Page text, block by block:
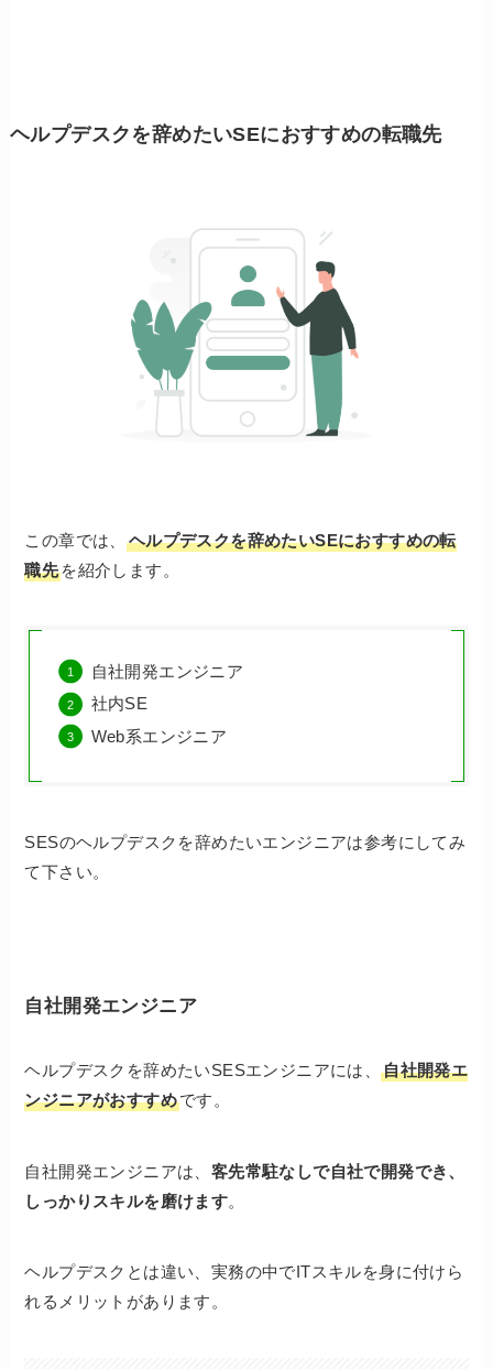
ヘルプデスクを辞めたいSEにおすすめの転職先
この章では、
ヘルプデスクを辞めたいSEにおすすめの転
職先 を紹介します。
自社開発エンジニア
社内SE
Web系エンジニア
SESのヘルプデスクを辞めたいエンジニアは参考にしてみ
て下さい。
自社開発エンジニア
ヘルプデスクを辞めたいSESエンジニアには、自社開発エ
ンジニアがおすすめです。
自社開発エンジニアは、 客先常駐なしで自社で開発でき、
しっかりスキルを磨けます。
ヘルプデスクとは違い、実務の中でITスキルを身に付けら
れるメリットがあります。